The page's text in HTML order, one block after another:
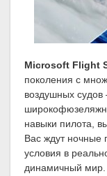
Microsoft Flight
поколения с
воздушных судов
навыки пилота,
Вас ждут ночные
условия в
динамичный мир.